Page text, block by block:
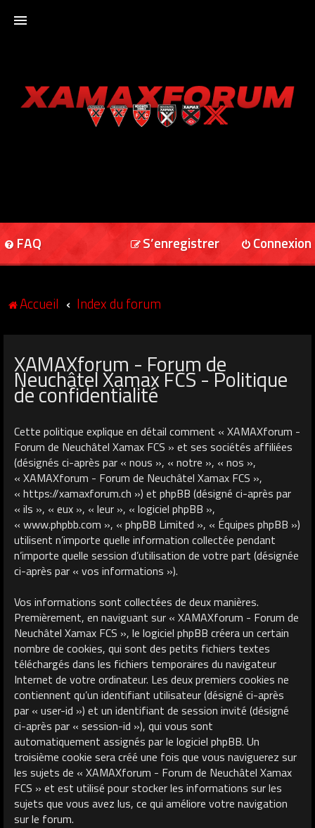
XAMAXFORUM
FAQ Connexion
S’enregistrer
Accueil Index du forum
XAMAXforum - Forum de
Neuchâtel Xamax FCS - Politique
de confidentialité
Cette politique explique en détail comment « XAMAXforum -
Forum de Neuchâtel Xamax FCS » et ses sociétés affiliées
(désignés ci-après par « nous », « notre », « nos »,
« XAMAXforum - Forum de Neuchâtel Xamax FCS »,
« https://xamaxforum.ch ») et phpBB (désigné ci-après par
« ils », « eux », « leur », « logiciel phpBB »,
« www.phpbb.com », « phpBB Limited », « Équipes phpBB »)
utilisent n’importe quelle information collectée pendant
n’importe quelle session d’utilisation de votre part (désignée
ci-après par « vos informations »).
Vos informations sont collectées de deux manières.
Premièrement, en naviguant sur « XAMAXforum - Forum de
Neuchâtel Xamax FCS », le logiciel phpBB créera un certain
nombre de cookies, qui sont des petits fichiers textes
téléchargés dans les fichiers temporaires du navigateur
Internet de votre ordinateur. Les deux premiers cookies ne
contiennent qu’un identifiant utilisateur (désigné ci-après
par « user-id ») et un identifiant de session invité (désigné
ci-après par « session-id »), qui vous sont
automatiquement assignés par le logiciel phpBB. Un
troisième cookie sera créé une fois que vous naviguerez sur
les sujets de « XAMAXforum - Forum de Neuchâtel Xamax
FCS » et est utilisé pour stocker les informations sur les
sujets que vous avez lus, ce qui améliore votre navigation
sur le forum.